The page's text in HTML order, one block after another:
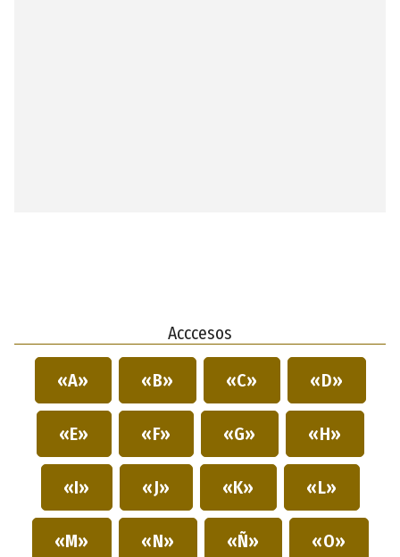
Acccesos
«A» «B» «C» «D»
«E» «F» «G» «H»
«I» «J» «K» «L»
«M» «N» «Ñ» «O»